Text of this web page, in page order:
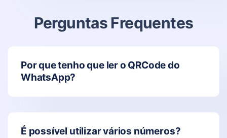
Perguntas Frequentes
Por que tenho que ler o QRCode do
WhatsApp?
É possível utilizar vários números?